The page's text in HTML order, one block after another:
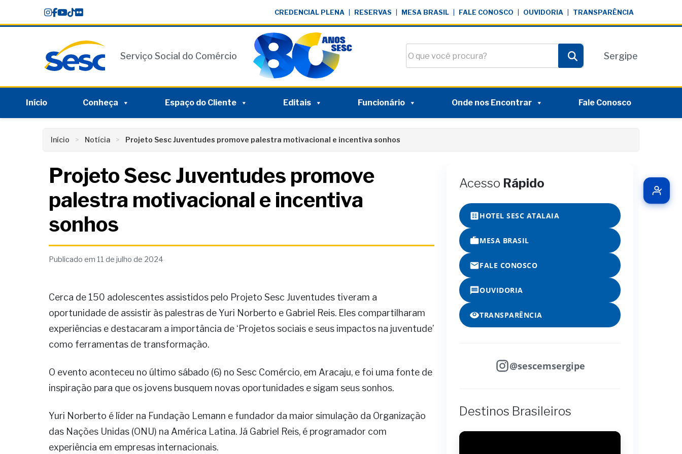
content
CREDENCIAL PLENA RESERVAS MESA BRASIL FALE CONOSCO OUVIDORIA TRANSPARÊNCIA
Serviço Social do Comércio
Pesquisar
Sergipe
Início Conheça Espaço do Cliente Editais Funcionário Onde nos Encontrar Fale Conosco
Início Notícia Projeto Sesc Juventudes promove palestra motivacional e incentiva sonhos
Projeto Sesc Juventudes promove
palestra motivacional e incentiva
sonhos
Publicado em 11 de julho de 2024
Cerca de 150 adolescentes assistidos pelo Projeto Sesc Juventudes tiveram a
oportunidade de assistir às palestras de Yuri Norberto e Gabriel Reis. Eles compartilharam
experiências e destacaram a importância de ‘Projetos sociais e seus impactos na juventude’
como ferramentas de transformação.
O evento aconteceu no último sábado (6) no Sesc Comércio, em Aracaju, e foi uma fonte de
inspiração para que os jovens busquem novas oportunidades e sigam seus sonhos.
Yuri Norberto é líder na Fundação Lemann e fundador da maior simulação da Organização
das Nações Unidas (ONU) na América Latina. Já Gabriel Reis, é programador com
experiência em empresas internacionais.
Acesso Rápido
HOTEL SESC ATALAIA
MESA BRASIL
FALE CONOSCO
OUVIDORIA
TRANSPARÊNCIA
@sescemsergipe
Destinos Brasileiros